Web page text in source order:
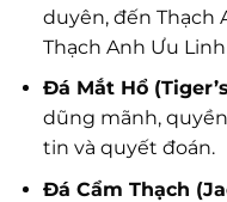
duyên, đến Thạch
Thạch Anh Ưu
Đá Mắt Hổ
dũng mãnh,
tin và quyết đoán.
Đá Cẩm Thạch